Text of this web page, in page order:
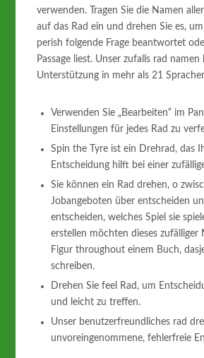
verwenden. Tragen Sie die Namen
auf das Rad ein und drehen Sie es,
perish folgende Frage beantwortet
Passage liest. Unser zufalls rad
Unterstützung in mehr als 21
Verwenden Sie „Bearbeiten“ im
Einstellungen für jedes Rad zu
Spin the Tyre ist ein Drehrad, das
Entscheidung hilft bei einer
Sie können ein Rad drehen, o
Jobangeboten über entscheiden
entscheiden, welches Spiel sie
erstellen möchten dieses zufälliger
Figur throughout einem Buch,
schreiben.
Drehen Sie feel Rad, um
und leicht zu treffen.
Unser benutzerfreundliches rad
unvoreingenommene, fehlerfreie